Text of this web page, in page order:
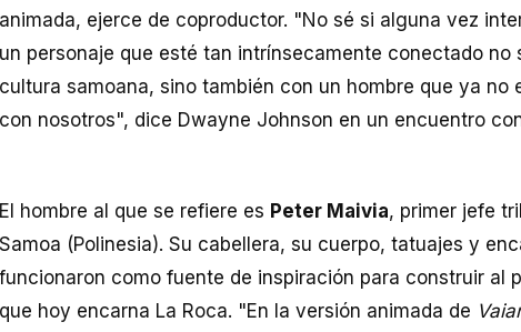
animada, ejerce de coproductor. "No sé si alguna vez
un personaje que esté tan intrínsecamente conectado no
cultura samoana, sino también con un hombre que ya no
con nosotros", dice Dwayne Johnson en un encuentro
El hombre al que se refiere es Peter Maivia, primer jefe
Samoa (Polinesia). Su cabellera, su cuerpo, tatuajes y
funcionaron como fuente de inspiración para construir al
que hoy encarna La Roca. "En la versión animada de